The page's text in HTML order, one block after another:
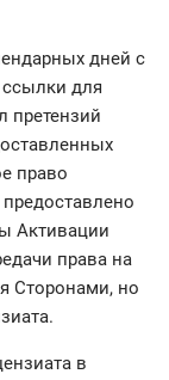
дней с
для
претензий
право
Активации
права на
Сторонами, но
в